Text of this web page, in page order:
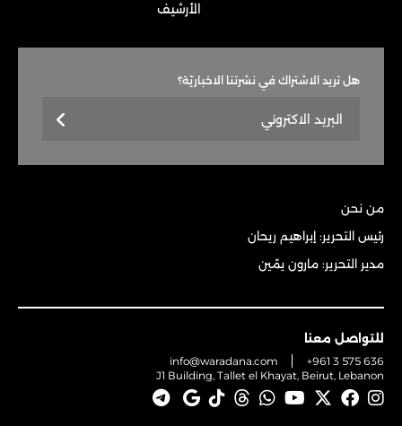
الأرشيف
هل تريد الاشتراك في نشرتنا الاخباريّة؟
من نحن
رئيس التحرير: إبراهيم ريحان
مدير التحرير: مارون يمّين
للتواصل معنا
info@waradana.com
+961 3 575 636
J1 Building, Tallet el Khayat, Beirut, Lebanon